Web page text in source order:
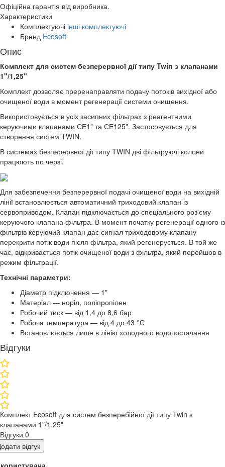
Офіційна гарантія від виробника.
Характеристики
Комплектуючі інші комплектуючі
Бренд Ecosoft
Опис
Комплект для систем безперервної дії типу Twin з клапанами
1"/1,25"
Комплект дозволяє преренаправляти подачу потоків вихідної або
очищеної води в момент регенерації системи очищення.
Використовується в усіх засипних фільтрах з реагентними
керуючими клапанами СЕ1" та СЕ125". Застосовується для
створення систем TWIN.
В системах безперервної дії типу TWIN дві фільтруючі колони
працюють по черзі.
Для забезпечення безперервної подачі очищеної води на вихідній
лінії встановлюється автоматичний триходовий клапан із
сервоприводом. Клапан підключається до спеціального роз'єму
керуючого клапана фільтра. В момент початку регенерації одного із
фільтрів керуючий клапан дає сигнал триходовому клапану
перекрити потік води після фільтра, який регенерується. В той же
час, відкривається потік очищеної води з фільтра, який перейшов в
режим фільтрації.
Технічні параметри:
Діаметр підключення — 1"
Матеріал — норіл, поліпропілен
Робочий тиск — від 1,4 до 8,6 бар
Робоча температура — від 4 до 43 °С
Встановлюється лише в лінію холодного водопостачання
Відгуки
Комплект Ecosoft для систем безперебійної дії типу Twin з
клапанами 1"/1,25"
Відгуки 0
відгук